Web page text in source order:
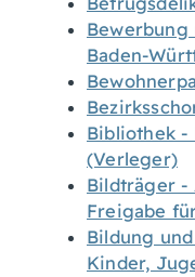
Bewerbung
Baden-
Bibliothek -
(Verleger)
Bildträger -
Freigabe
Bildung
Kinder,